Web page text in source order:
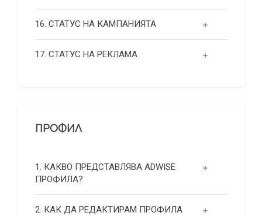
16. СТАТУС НА КАМПАНИЯТА
17. СТАТУС НА РЕКЛАМА
ПРОФИЛ
1. КАКВО ПРЕДСТАВЛЯВА ADWISE
ПРОФИЛА?
2. КАК ДА РЕДАКТИРАМ ПРОФИЛА